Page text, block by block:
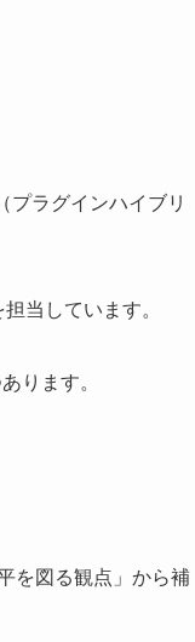
プラグインハイブリ
当しています。
ります。
を図る観点」から補